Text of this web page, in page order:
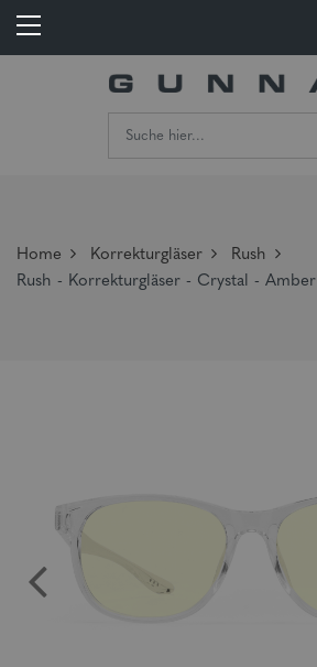
Home Korrekturgläser
Rush
Rush - Korrekturgläser - Crystal - Amber